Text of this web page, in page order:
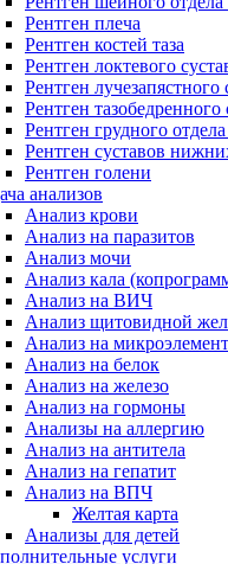
Рентген плеча
Рентген костей таза
Рентген локтевого
Рентген лучезапястного
Рентген тазобедренного
Рентген грудного
Рентген суставов
Рентген голени
анализов
Анализ крови
Анализ на паразитов
Анализ мочи
Анализ кала
Анализ на ВИЧ
Анализ щитовидной
Анализ на
Анализ на белок
Анализ на железо
Анализ на гормоны
Анализы на аллергию
Анализ на антитела
Анализ на гепатит
Анализ на ВПЧ
Желтая карта
Анализы для детей
услуги